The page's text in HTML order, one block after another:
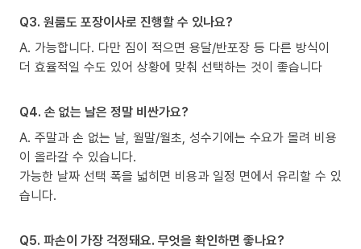
Q3. 원룸도 포장이사로 진행할 수 있나요?
A. 가능합니다. 다만 짐이 적으면 용달/반포장 등 다른 방식이
더 효율적일 수도 있어 상황에 맞춰 선택하는 것이 좋습니다
Q4. 손 없는 날은 정말 비싼가요?
A. 주말과 손 없는 날, 월말/월초, 성수기에는 수요가 몰려 비용
이 올라갈 수 있습니다.
가능한 날짜 선택 폭을 넓히면 비용과 일정 면에서 유리할 수 있
습니다.
Q5. 파손이 가장 걱정돼요. 무엇을 확인하면 좋나요?